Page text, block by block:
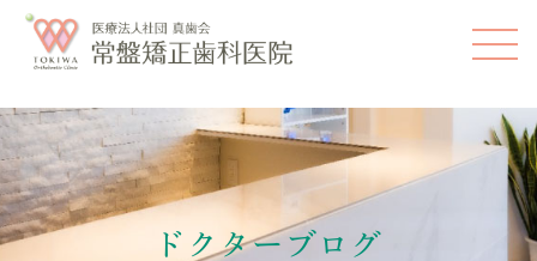
ドクターブログ